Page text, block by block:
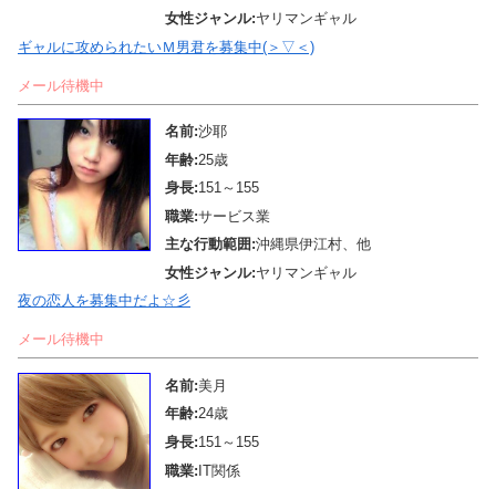
女性ジャンル:ヤリマンギャル
ギャルに攻められたいＭ男君を募集中(＞▽＜)
メール待機中
名前:沙耶
年齢:25歳
身長:151～155
職業:サービス業
主な行動範囲:沖縄県伊江村、他
女性ジャンル:ヤリマンギャル
夜の恋人を募集中だよ☆彡
メール待機中
名前:美月
年齢:24歳
身長:151～155
職業:IT関係